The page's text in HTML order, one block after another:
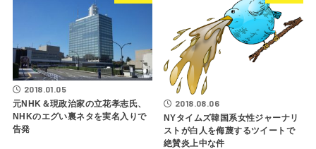
2018.01.05
元NHK＆現政治家の立花孝志氏、
NHKのエグい裏ネタを実名入りで
告発
2018.08.06
NYタイムズ韓国系女性ジャーナリ
ストが白人を侮蔑するツイートで
絶賛炎上中な件